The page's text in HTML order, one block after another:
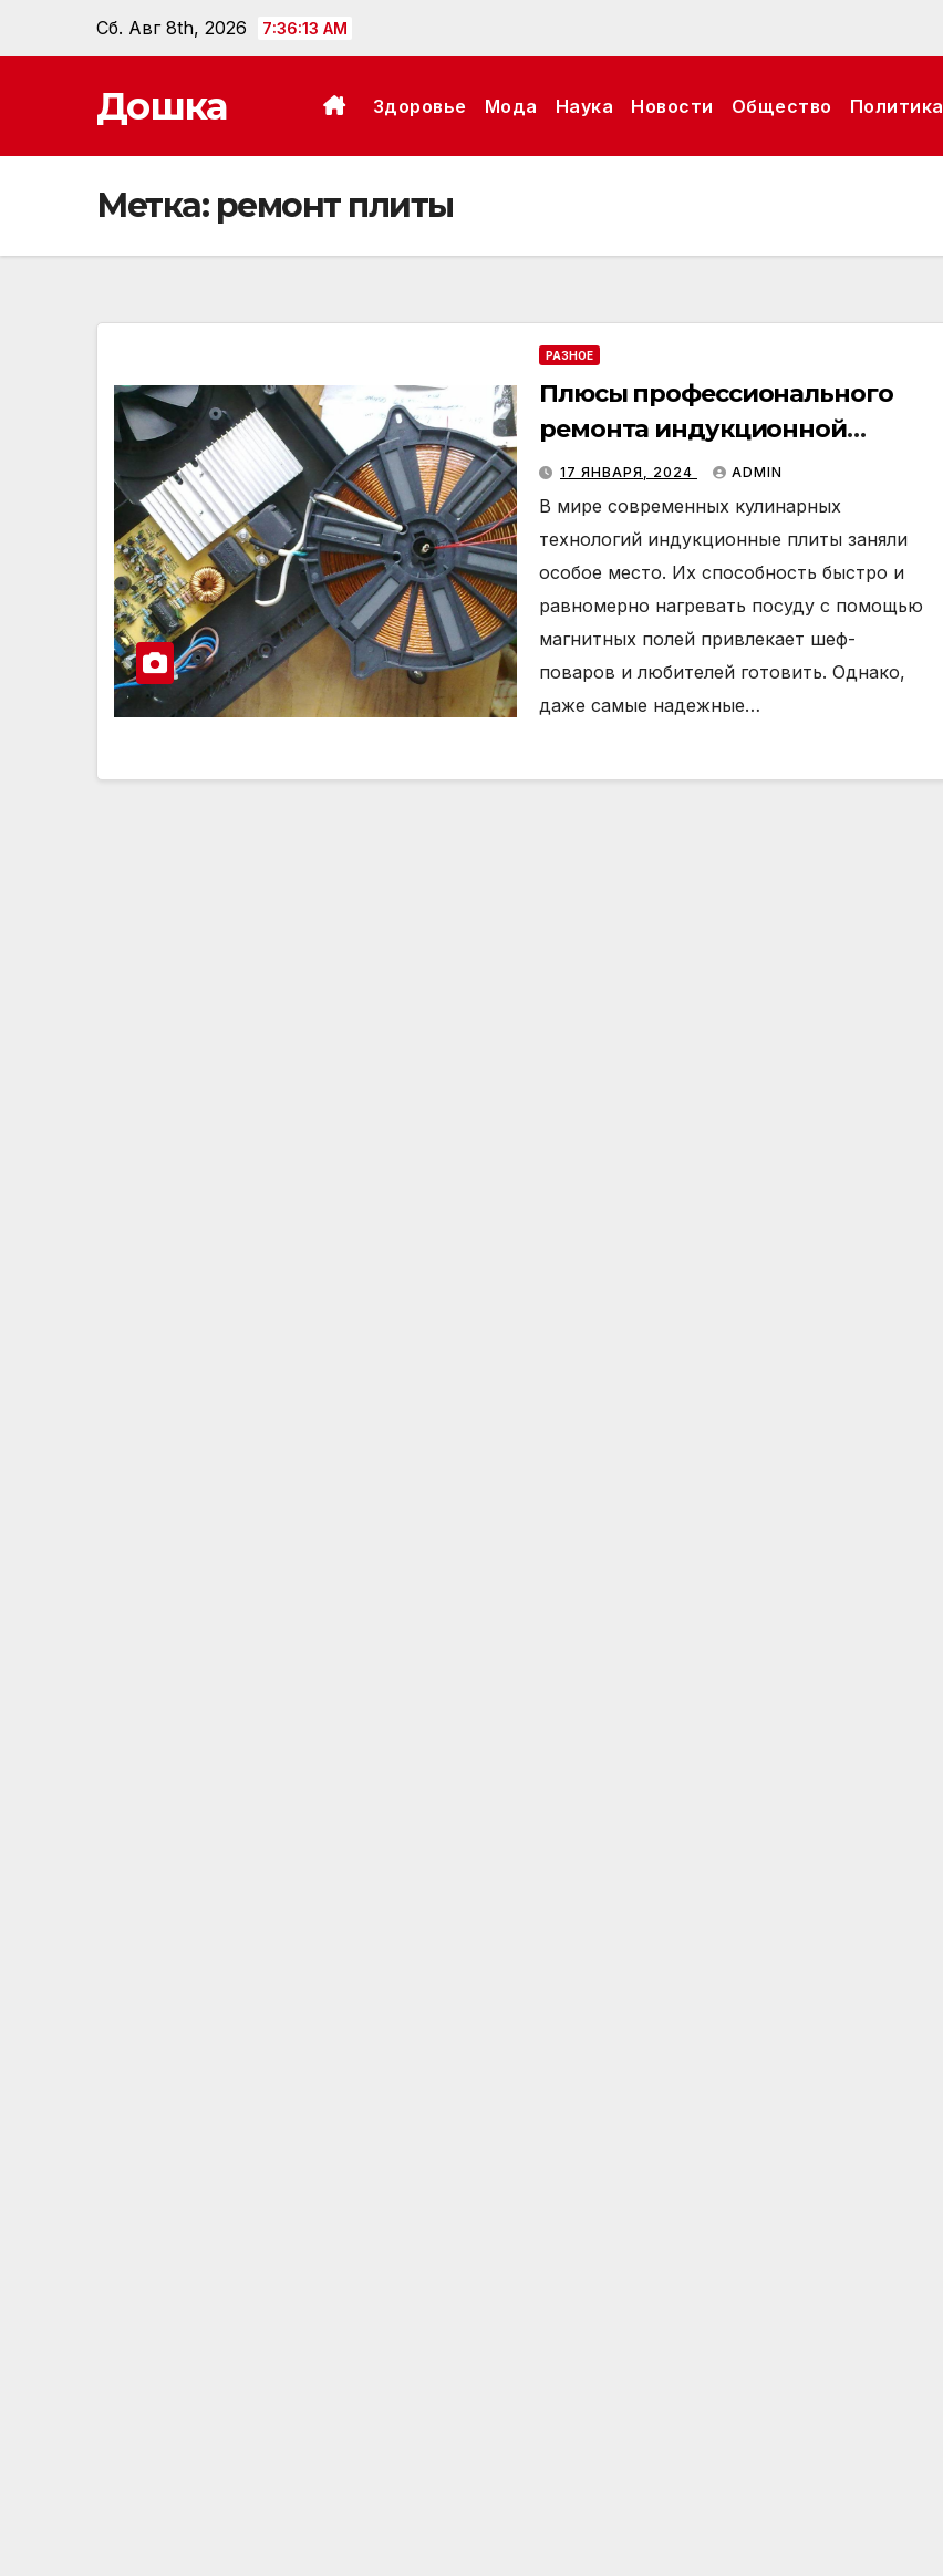
Сб. Авг 8th, 2026 7:36:14 AM
Дошка Здоровье Мода Наука Новости Общество Политика
Метка: ремонт плиты
РАЗНОЕ
Плюсы профессионального
ремонта индукционной
плиты
17 ЯНВАРЯ, 2024 ADMIN
В мире современных кулинарных
технологий индукционные плиты заняли
особое место. Их способность быстро и
равномерно нагревать посуду с помощью
магнитных полей привлекает шеф-
поваров и любителей готовить. Однако,
даже самые надежные…